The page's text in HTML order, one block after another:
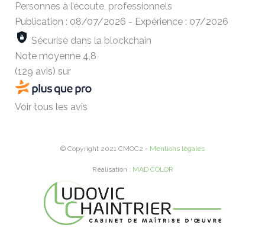
Personnes à l’écoute, professionnels
Publication : 08/07/2026 - Expérience : 07/2026
Sécurisé dans la blockchain
Note moyenne 4,8
(129 avis) sur
Voir tous les avis
© Copyright 2021 CMOC2 - Mentions légales
Réalisation : MAD COLOR